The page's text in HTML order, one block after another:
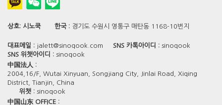
상호: 시노쿡 한국 : 경기도 수원시 영통구 매탄동 1168-10번지
대표메일 : jalett@sinoqook.com SNS 카톡아이디 : sinoqook
SNS 위챗아이디 : sinoqook
中国法人 :
2004,16/F, Wutai Xinyuan, Songjiang City, Jinlai Road, Xiqing
District, Tianjin, China
위챗 : sinoqook
中国山东 OFFICE :